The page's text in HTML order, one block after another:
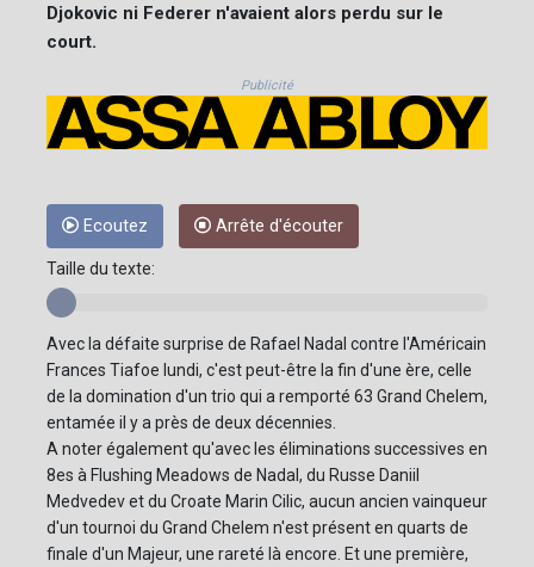
Djokovic ni Federer n'avaient alors perdu sur le
court.
Publicité
Ecoutez Arrête d'écouter
Taille du texte:
Avec la défaite surprise de Rafael Nadal contre l'Américain
Frances Tiafoe lundi, c'est peut-être la fin d'une ère, celle
de la domination d'un trio qui a remporté 63 Grand Chelem,
entamée il y a près de deux décennies.
A noter également qu'avec les éliminations successives en
8es à Flushing Meadows de Nadal, du Russe Daniil
Medvedev et du Croate Marin Cilic, aucun ancien vainqueur
d'un tournoi du Grand Chelem n'est présent en quarts de
finale d'un Majeur, une rareté là encore. Et une première,